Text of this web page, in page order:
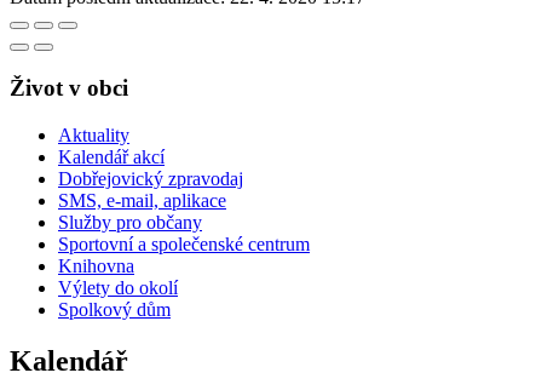
Život v obci
Aktuality
Kalendář akcí
Dobřejovický zpravodaj
SMS, e-mail, aplikace
Služby pro občany
Sportovní a společenské centrum
Knihovna
Výlety do okolí
Spolkový dům
Kalendář